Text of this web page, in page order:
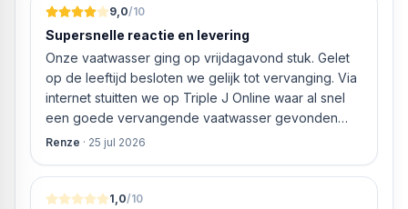
9,0/10
Supersnelle reactie en levering
Onze vaatwasser ging op vrijdagavond stuk. Gelet
op de leeftijd besloten we gelijk tot vervanging. Via
internet stuitten we op Triple J Online waar al snel
een goede vervangende vaatwasser gevonden
werd. ‘s Ochtends even gebeld met de
geïnstalleerd kan worden. Dit bleek het geval tegen
alleszins concurrente prijzen. De vriendelijke
Renze · 25 jul 2026
1,0/10